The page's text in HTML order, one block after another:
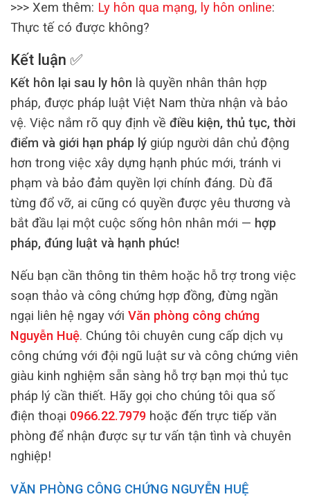
>>> Xem thêm: Ly hôn qua mạng, ly hôn online:
Thực tế có được không?
Kết luận ✅
Kết hôn lại sau ly hôn là quyền nhân thân hợp
pháp, được pháp luật Việt Nam thừa nhận và bảo
vệ. Việc nắm rõ quy định về điều kiện, thủ tục, thời
điểm và giới hạn pháp lý giúp người dân chủ động
hơn trong việc xây dựng hạnh phúc mới, tránh vi
phạm và bảo đảm quyền lợi chính đáng. Dù đã
từng đổ vỡ, ai cũng có quyền được yêu thương và
bắt đầu lại một cuộc sống hôn nhân mới — hợp
pháp, đúng luật và hạnh phúc!
Nếu bạn cần thông tin thêm hoặc hỗ trợ trong việc
soạn thảo và công chứng hợp đồng, đừng ngần
ngại liên hệ ngay với Văn phòng công chứng
Nguyễn Huệ. Chúng tôi chuyên cung cấp dịch vụ
công chứng với đội ngũ luật sư và công chứng viên
giàu kinh nghiệm sẵn sàng hỗ trợ bạn mọi thủ tục
pháp lý cần thiết. Hãy gọi cho chúng tôi qua số
điện thoại 0966.22.7979 hoặc đến trực tiếp văn
phòng để nhận được sự tư vấn tận tình và chuyên
nghiệp!
VĂN PHÒNG CÔNG CHỨNG NGUYỄN HUỆ